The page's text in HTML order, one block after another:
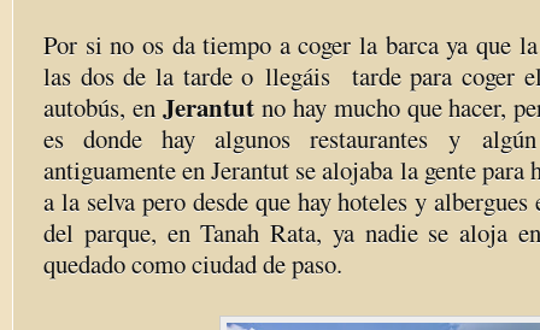
Por si no os da tiempo a coger la barca ya que
las dos de la tarde o llegáis tarde para coger
autobús, en Jerantutno hay mucho que hacer,
es donde hay algunos restaurantes y
antiguamente en Jerantut se alojaba la gente para
a la selva pero desde que hay hoteles y
del parque, en Tanah Rata, ya nadie se aloja
quedado como ciudad de paso.